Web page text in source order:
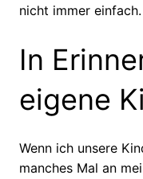
nicht immer einfach.
In
eigene
Wenn ich unsere
manches Mal an